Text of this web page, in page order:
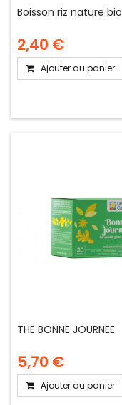
Boisson riz nature bio
2,40 €
Ajouter au panier
THE BONNE JOURNEE
5,70 €
Ajouter au panier